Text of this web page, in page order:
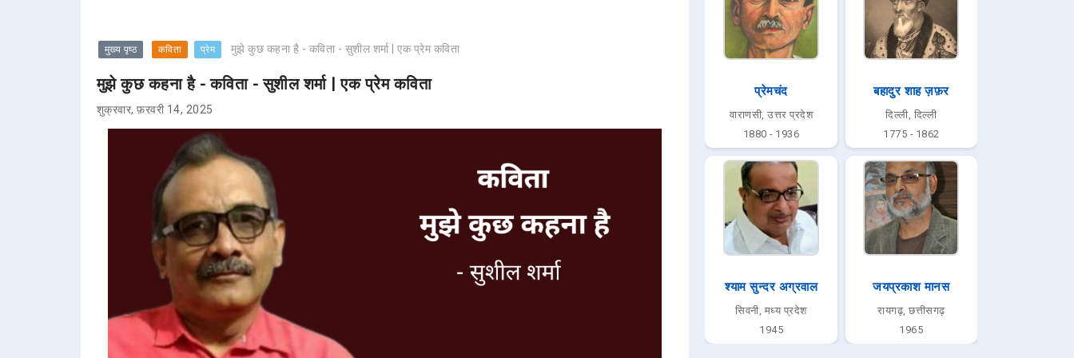
मुख्य पृष्ठ कविता प्रेम मुझे कुछ कहना है - कविता - सुशील शर्मा | एक प्रेम कविता
मुझे कुछ कहना है - कविता - सुशील शर्मा | एक प्रेम कविता
शुक्रवार, फ़रवरी 14, 2025
प्रेमचंद
वाराणसी, उत्तर प्रदेश
1880 - 1936
बहादुर शाह ज़फ़र
दिल्ली, दिल्ली
1775 - 1862
श्याम सुन्दर अग्रवाल
सिवनी, मध्य प्रदेश
1945
जयप्रकाश मानस
रायगढ़, छत्तीसगढ़
1965